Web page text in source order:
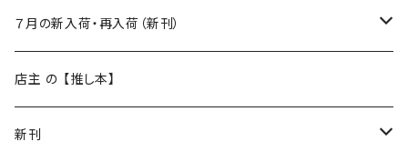
新入荷
再入荷
７月の新入荷・再入荷（新刊）
新入荷
再入荷
店主 の 【推し本】
新刊